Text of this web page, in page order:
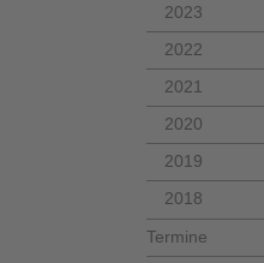
2023
2022
2021
2020
2019
2018
Termine